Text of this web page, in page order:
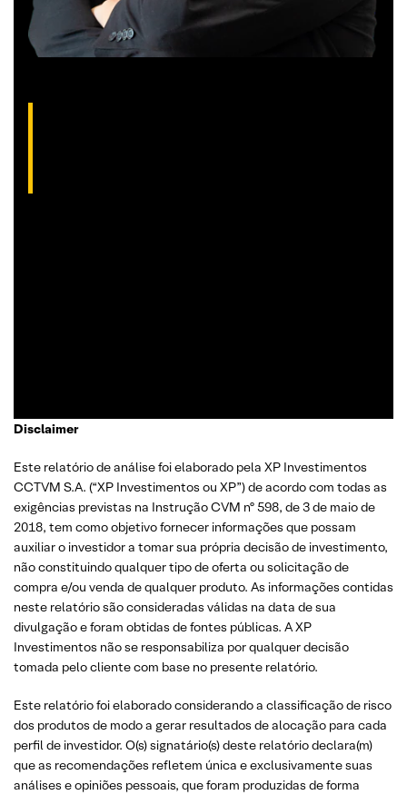
Disclaimer
Este relatório de análise foi elaborado pela XP Investimentos
CCTVM S.A. (“XP Investimentos ou XP”) de acordo com todas as
exigências previstas na Instrução CVM nº 598, de 3 de maio de
2018, tem como objetivo fornecer informações que possam
auxiliar o investidor a tomar sua própria decisão de investimento,
não constituindo qualquer tipo de oferta ou solicitação de
compra e/ou venda de qualquer produto. As informações contidas
neste relatório são consideradas válidas na data de sua
divulgação e foram obtidas de fontes públicas. A XP
Investimentos não se responsabiliza por qualquer decisão
tomada pelo cliente com base no presente relatório.
Este relatório foi elaborado considerando a classificação de risco
dos produtos de modo a gerar resultados de alocação para cada
perfil de investidor. O(s) signatário(s) deste relatório declara(m)
que as recomendações refletem única e exclusivamente suas
análises e opiniões pessoais, que foram produzidas de forma